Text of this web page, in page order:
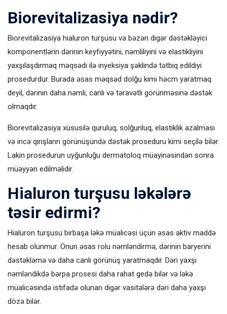
Biorevitalizasiya nədir?
Biorevitalizasiya hialuron turşusu və bəzən digər dəstəkləyici
komponentlərin dərinin keyfiyyətini, nəmliliyini və elastikliyini
yaxşılaşdırmaq məqsədi ilə inyeksiya şəklində tətbiq edildiyi
prosedurdur. Burada əsas məqsəd dolğu kimi həcm yaratmaq
deyil, dərinin daha nəmli, canlı və təravətli görünməsinə dəstək
olmaqdır.
Biorevitalizasiya xüsusilə quruluq, solğunluq, elastiklik azalması
və incə qırışların görünüşündə dəstək proseduru kimi seçilə bilər.
Lakin prosedurun uyğunluğu dermatoloq müayinəsindən sonra
müəyyən edilməlidir.
Hialuron turşusu ləkələrə
təsir edirmi?
Hialuron turşusu birbaşa ləkə müalicəsi üçün əsas aktiv maddə
hesab olunmur. Onun əsas rolu nəmləndirmə, dərinin baryerini
dəstəkləmə və daha canlı görünüş yaratmaqdır. Dəri yaxşı
nəmləndikdə bərpa prosesi daha rahat gedə bilər və ləkə
müalicəsində istifadə olunan digər vasitələrə dəri daha yaxşı
dözə bilər.